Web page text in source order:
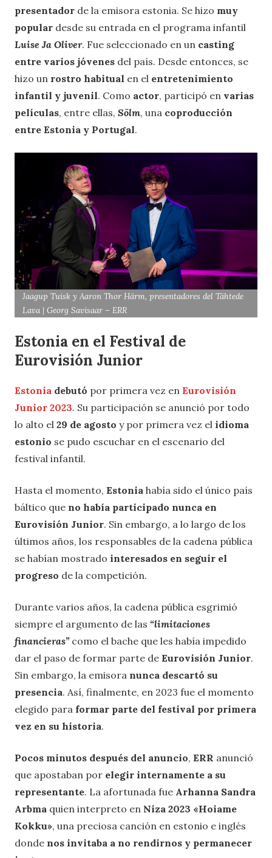
presentador de la emisora estonia. Se hizo muy
popular desde su entrada en el programa infantil
Luise Ja Oliver. Fue seleccionado en un casting
entre varios jóvenes del país. Desde entonces, se
hizo un rostro habitual en el entretenimiento
infantil y juvenil. Como actor, participó en varias
películas, entre ellas, Sõlm, una coproducción
entre Estonia y Portugal.
Jaagup Tuisk y Aaron Thor Härm, presentadores del Tähtede
Lava | Georg Savisaar – ERR
Estonia en el Festival de
Eurovisión Junior
Estonia debutó por primera vez en Eurovisión
Junior 2023. Su participación se anunció por todo
lo alto el 29 de agosto y por primera vez el idioma
estonio se pudo escuchar en el escenario del
festival infantil.
Hasta el momento, Estonia había sido el único país
báltico que no había participado nunca en
Eurovisión Junior. Sin embargo, a lo largo de los
últimos años, los responsables de la cadena pública
se habían mostrado interesados en seguir el
progreso de la competición.
Durante varios años, la cadena pública esgrimió
siempre el argumento de las “limitaciones
financieras”como el bache que les había impedido
dar el paso de formar parte de Eurovisión Junior.
Sin embargo, la emisora nunca ​descartó su
presencia. Así, finalmente, en 2023 fue el momento
elegido para formar parte del festival por primera
vez en su historia.
Pocos minutos después del anuncio, ERR anunció
que apostaban por elegir internamente a su
representante. La afortunada fue Arhanna Sandra
Arbma quien interpreto en Niza 2023 «Hoiame
Kokku», una preciosa canción en estonio e inglés
donde nos invitaba a no rendirnos y permanecer